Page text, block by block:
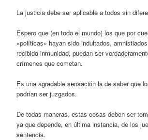
La justicia debe ser aplicable a todos sin
Espero que (en todo el mundo) los que por
«políticas» hayan sido indultados,
recibido inmunidad, puedan ser
crímenes que cometan.
Es una agradable sensación la de saber que
podrían ser juzgados.
De todas maneras, estas cosas deben ser
ya que depende, en última instancia, de los
sentencia.